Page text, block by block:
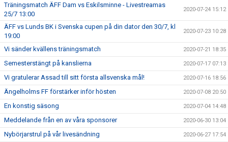
Träningsmatch ÄFF Dam vs Eskilsminne - Livestreamas
25/7 13:00
2020-07-24 15:12
ÄFF vs Lunds BK i Svenska cupen på din dator den 30/7, kl
19:00
2020-07-23 10:28
Vi sänder kvällens träningsmatch 2020-07-21 18:35
Semesterstängt på kanslierna 2020-07-17 07:13
Vi gratulerar Assad till sitt första allsvenska mål! 2020-07-16 18:56
Ängelholms FF förstärker inför hösten 2020-07-08 20:50
En konstig säsong 2020-07-04 14:48
Meddelande från en av våra sponsorer 2020-06-30 13:04
Nybörjarstrul på vår livesändning 2020-06-27 17:54